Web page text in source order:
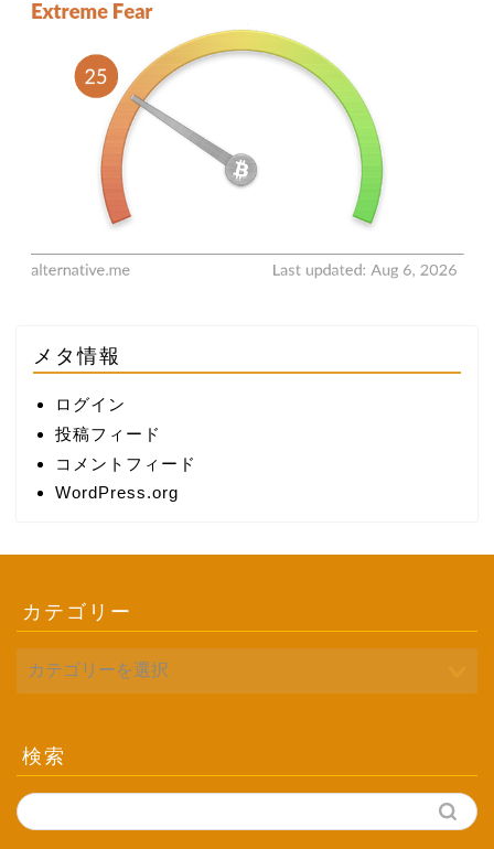
メタ情報
ログイン
投稿フィード
コメントフィード
WordPress.org
カテゴリー
検索